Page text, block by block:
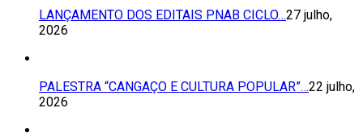
LANÇAMENTO DOS EDITAIS PNAB CICLO…27 julho,
2026
PALESTRA “CANGAÇO E CULTURA POPULAR”…22 julho,
2026